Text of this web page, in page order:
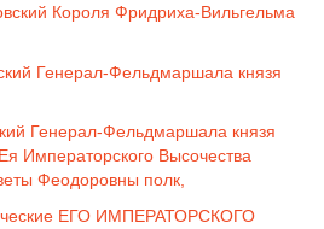
Короля Фридриха-Вильгельма
Генерал-Фельдмаршала князя
Генерал-Фельдмаршала князя
Императорского Высочества
Феодоровны полк,
ЕГО ИМПЕРАТОРСКОГО